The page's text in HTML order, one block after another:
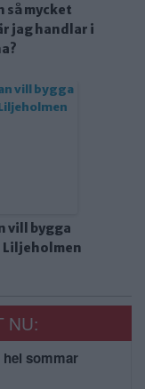
så mycket
jag handlar i
vill bygga
Liljeholmen
NU:
hel sommar